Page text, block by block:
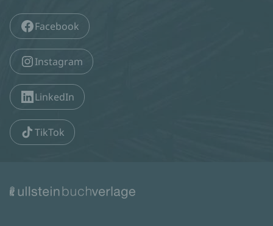
Facebook
Instagram
LinkedIn
TikTok